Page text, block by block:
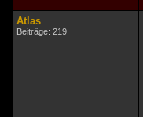
Atlas
Beiträge: 219